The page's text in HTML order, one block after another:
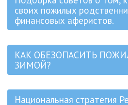
своих пожилых
финансовых аферистов.
КАК ОБЕЗОПАСИТЬ
ЗИМОЙ?
Национальная стратегия